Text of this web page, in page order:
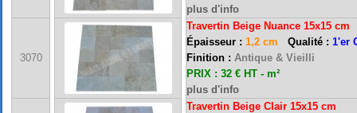
plus d'info
3070
Travertin Beige Nuance 15x15 cm
Épaisseur : 1,2 cm Qualité : 1'er
Finition : Antique & Vieilli
PRIX : 32 € HT - m²
plus d'info
Travertin Beige Clair 15x15 cm